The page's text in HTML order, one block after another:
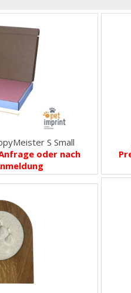
S Small
oder nach